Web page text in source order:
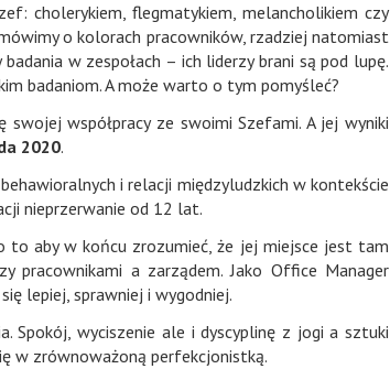
cholerykiem, flegmatykiem, melancholikiem czy
o kolorach pracowników, rzadziej natomiast
w zespołach – ich liderzy brani są pod lupę.
badaniom. A może warto o tym pomyśleć?
swojej współpracy ze swoimi Szefami. A jej wyniki
2020.
i relacji międzyludzkich w kontekście
nieprzerwanie od 12 lat.
to aby w końcu zrozumieć, że jej miejsce jest tam
pracownikami a zarządem. Jako Office Manager
lepiej, sprawniej i wygodniej.
Spokój, wyciszenie ale i dyscyplinę z jogi a sztuki
w zrównoważoną perfekcjonistką.